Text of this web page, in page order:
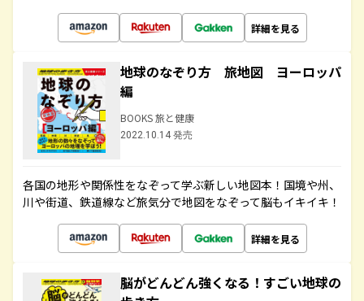
詳細を見る
地球のなぞり方 旅地図 ヨーロッパ
編
BOOKS 旅と健康
2022.10.14 発売
各国の地形や関係性をなぞって学ぶ新しい地図本！国境や州、
川や街道、鉄道線など旅気分で地図をなぞって脳もイキイキ！
詳細を見る
脳がどんどん強くなる！すごい地球の